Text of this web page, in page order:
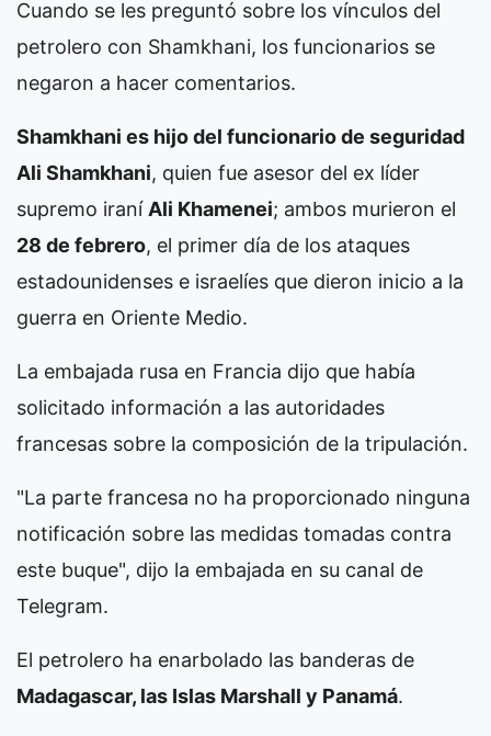
Cuando se les preguntó sobre los vínculos del
petrolero con Shamkhani, los funcionarios se
negaron a hacer comentarios.
Shamkhani es hijo del funcionario de seguridad
Ali Shamkhani, quien fue asesor del ex líder
supremo iraní Ali Khamenei; ambos murieron el
28 de febrero, el primer día de los ataques
estadounidenses e israelíes que dieron inicio a la
guerra en Oriente Medio.
La embajada rusa en Francia dijo que había
solicitado información a las autoridades
francesas sobre la composición de la tripulación.
"La parte francesa no ha proporcionado ninguna
notificación sobre las medidas tomadas contra
este buque", dijo la embajada en su canal de
Telegram.
El petrolero ha enarbolado las banderas de
Madagascar, las Islas Marshall y Panamá.